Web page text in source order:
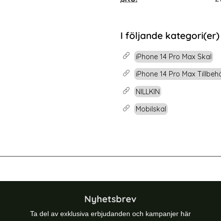
glas
I följande kategori(er)
iPhone 14 Pro Max Skal
iPhone 14 Pro Max
NILLKIN
Mobilskal
Max Skal CamShield Armor Pro BlåNILLKIN iPhone 14 Pro Max Skal
Nyhetsbrev
Ta del av exklusiva erbjudanden och kampanjer här